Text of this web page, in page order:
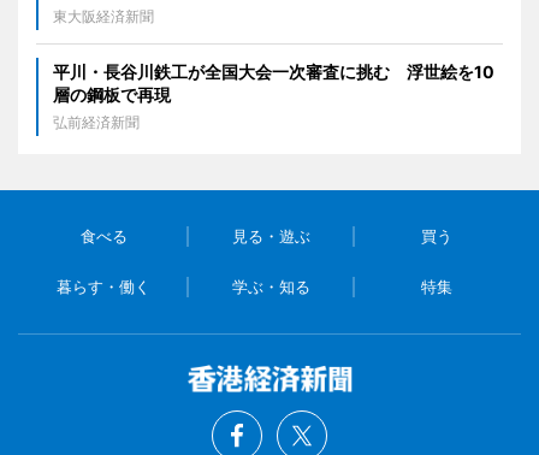
東大阪経済新聞
平川・長谷川鉄工が全国大会一次審査に挑む 浮世絵を10
層の鋼板で再現
弘前経済新聞
食べる 見る・遊ぶ 買う
暮らす・働く 学ぶ・知る 特集